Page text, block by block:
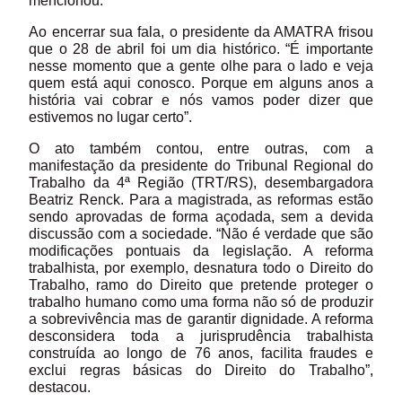
Ao encerrar sua fala, o presidente da AMATRA frisou
que o 28 de abril foi um dia histórico. “É importante
nesse momento que a gente olhe para o lado e veja
quem está aqui conosco. Porque em alguns anos a
história vai cobrar e nós vamos poder dizer que
estivemos no lugar certo”.
O ato também contou, entre outras, com a
manifestação da presidente do Tribunal Regional do
Trabalho da 4ª Região (TRT/RS), desembargadora
Beatriz Renck. Para a magistrada, as reformas estão
sendo aprovadas de forma açodada, sem a devida
discussão com a sociedade. “Não é verdade que são
modificações pontuais da legislação. A reforma
trabalhista, por exemplo, desnatura todo o Direito do
Trabalho, ramo do Direito que pretende proteger o
trabalho humano como uma forma não só de produzir
a sobrevivência mas de garantir dignidade. A reforma
desconsidera toda a jurisprudência trabalhista
construída ao longo de 76 anos, facilita fraudes e
exclui regras básicas do Direito do Trabalho”,
destacou.